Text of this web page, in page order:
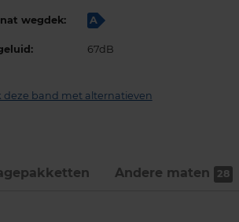
wegdek: A
67dB
deze band met alternatieven
Andere maten 28